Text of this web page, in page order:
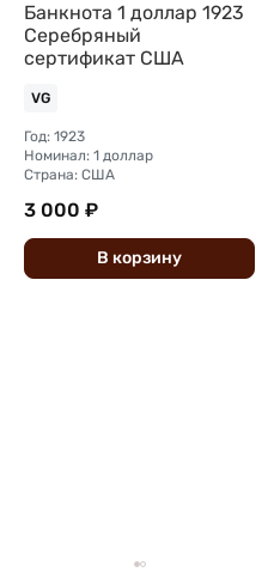
Банкнота 1 доллар 1923
Серебряный
сертификат США
VG
Год: 1923
Номинал: 1 доллар
Страна: США
3 000 ₽
В корзину